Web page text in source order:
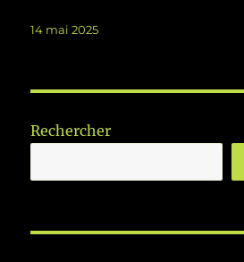
Publié
14 mai 2025
Rechercher